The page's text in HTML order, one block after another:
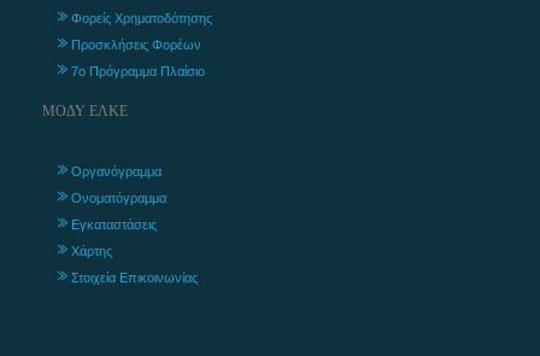
Φορείς Χρηματοδότησης
Προσκλήσεις Φορέων
7ο Πρόγραμμα Πλαίσιο
ΜΟΔΥ ΕΛΚΕ
Οργανόγραμμα
Ονοματόγραμμα
Εγκαταστάσεις
Χάρτης
Στοιχεία Επικοινωνίας